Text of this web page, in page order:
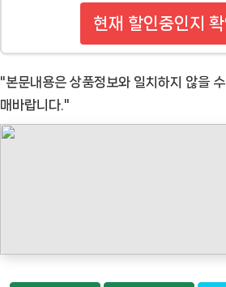
현재 할인중인지 확
"본문내용은 상품정보와 일치하지 않을
매바랍니다."